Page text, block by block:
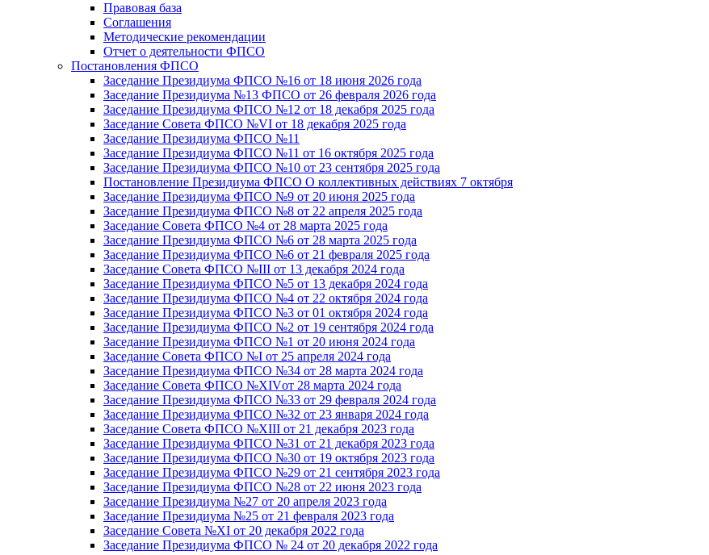
Правовая база
Соглашения
Методические рекомендации
Отчет о деятельности ФПСО
Постановления ФПСО
Заседание Президиума ФПСО №16 от 18 июня 2026 года
Заседание Президиума №13 ФПСО от 26 февраля 2026 года
Заседание Президиума ФПСО №12 от 18 декабря 2025 года
Заседание Совета ФПСО №VI от 18 декабря 2025 года
Заседание Президиума ФПСО №11
Заседание Президиума ФПСО №11 от 16 октября 2025 года
Заседание Президиума ФПСО №10 от 23 сентября 2025 года
Постановление Президиума ФПСО О коллективных действиях 7 октября
Заседание Президиума ФПСО №9 от 20 июня 2025 года
Заседание Президиума ФПСО №8 от 22 апреля 2025 года
Заседание Совета ФПСО №4 от 28 марта 2025 года
Заседание Президиума ФПСО №6 от 28 марта 2025 года
Заседание Президиума ФПСО №6 от 21 февраля 2025 года
Заседание Совета ФПСО №III от 13 декабря 2024 года
Заседание Президиума ФПСО №5 от 13 декабря 2024 года
Заседание Президиума ФПСО №4 от 22 октября 2024 года
Заседание Президиума ФПСО №3 от 01 октября 2024 года
Заседание Президиума ФПСО №2 от 19 сентября 2024 года
Заседание Президиума ФПСО №1 от 20 июня 2024 года
Заседание Совета ФПСО №I от 25 апреля 2024 года
Заседание Президиума ФПСО №34 от 28 марта 2024 года
Заседание Совета ФПСО №XIVот 28 марта 2024 года
Заседание Президиума ФПСО №33 от 29 февраля 2024 года
Заседание Президиума ФПСО №32 от 23 января 2024 года
Заседание Совета ФПСО №XIII от 21 декабря 2023 года
Заседание Президиума ФПСО №31 от 21 декабря 2023 года
Заседание Президиума ФПСО №30 от 19 октября 2023 года
Заседание Президиума ФПСО №29 от 21 сентября 2023 года
Заседание Президиума ФПСО №28 от 22 июня 2023 года
Заседание Президиума №27 от 20 апреля 2023 года
Заседание Президиума №25 от 21 февраля 2023 года
Заседание Совета №XI от 20 декабря 2022 года
Заседание Президиума ФПСО № 24 от 20 декабря 2022 года